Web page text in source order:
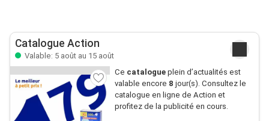
Catalogue Action
Valable: 5 août au 15 août
Ce catalogueplein d’actualités est
valable encore 8 jour(s). Consultez le
catalogue en ligne de Action et
profitez de la publicité en cours.